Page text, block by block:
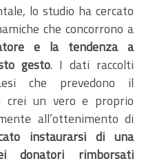
lo studio ha cercato
che concorrono a
e la tendenza a
gesto. I dati raccolti
che prevedono il
crei un vero e proprio
all’ottenimento di
instaurarsi di una
donatori rimborsati